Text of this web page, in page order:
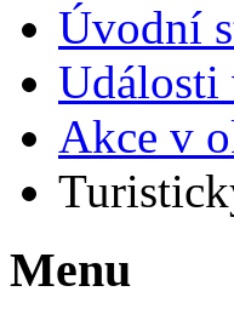
Úvodní
Události
Akce v
Menu